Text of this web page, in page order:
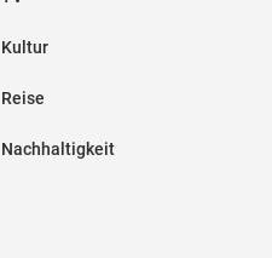
Kultur
Reise
Nachhaltigkeit